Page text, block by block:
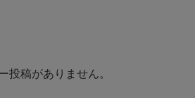
投稿がありません。